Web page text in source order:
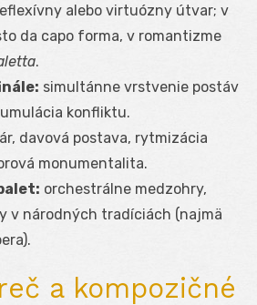
alebo virtuózny útvar; v
da capo forma, v romantizme
.
simultánne vrstvenie postáv
konfliktu.
davová postava, rytmizácia
monumentalita.
orchestrálne medzohry,
v národných tradíciách (najmä
a kompozičné